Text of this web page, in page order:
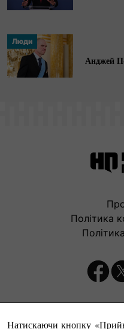
Люди
Анджей
Натискаючи кнопку
Політика